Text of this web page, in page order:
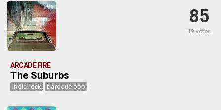
85
19 votos
ARCADE FIRE
The Suburbs
indie rock baroque pop